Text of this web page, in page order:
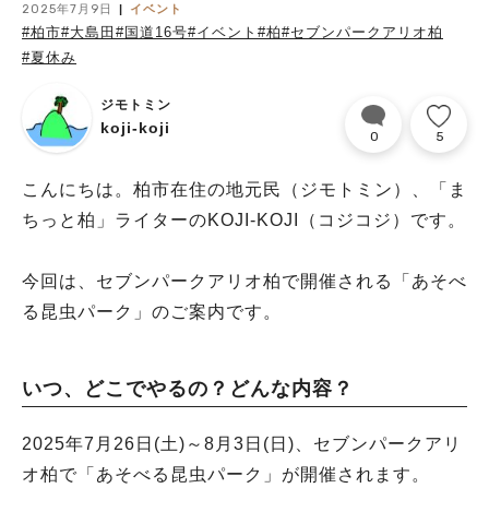
2025年7月9日 イベント
#柏市#大島田 #国道16号#イベント #柏#セブンパークアリオ柏
#夏休み
ジモトミン
koji-koji 0 5
こんにちは。柏市在住の地元民（ジモトミン）、「ま
ちっと柏」ライターのKOJI-KOJI（コジコジ）です。
今回は、セブンパークアリオ柏で開催される「あそべ
る昆虫パーク」のご案内です。
いつ、どこでやるの？どんな内容？
2025年7月26日(土)～8月3日(日)、セブンパークアリ
オ柏で「あそべる昆虫パーク」が開催されます。